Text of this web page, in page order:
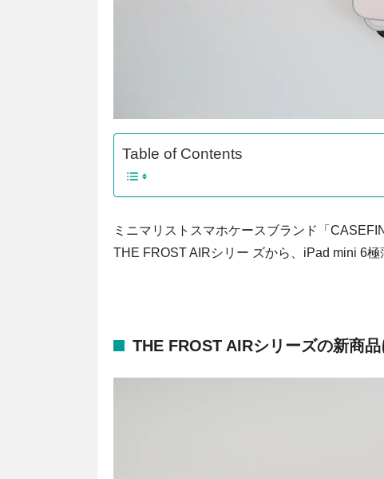
Table of Contents
ミニマリストスマホケースブランド「
THE FROST AIRシリー ズから、iPad mini 6
THE FROST AIRシリーズの新商